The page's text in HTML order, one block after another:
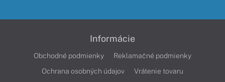
Informácie
Obchodné podmienky
Reklamačné podmienky
Ochrana osobných údajov
Vrátenie tovaru